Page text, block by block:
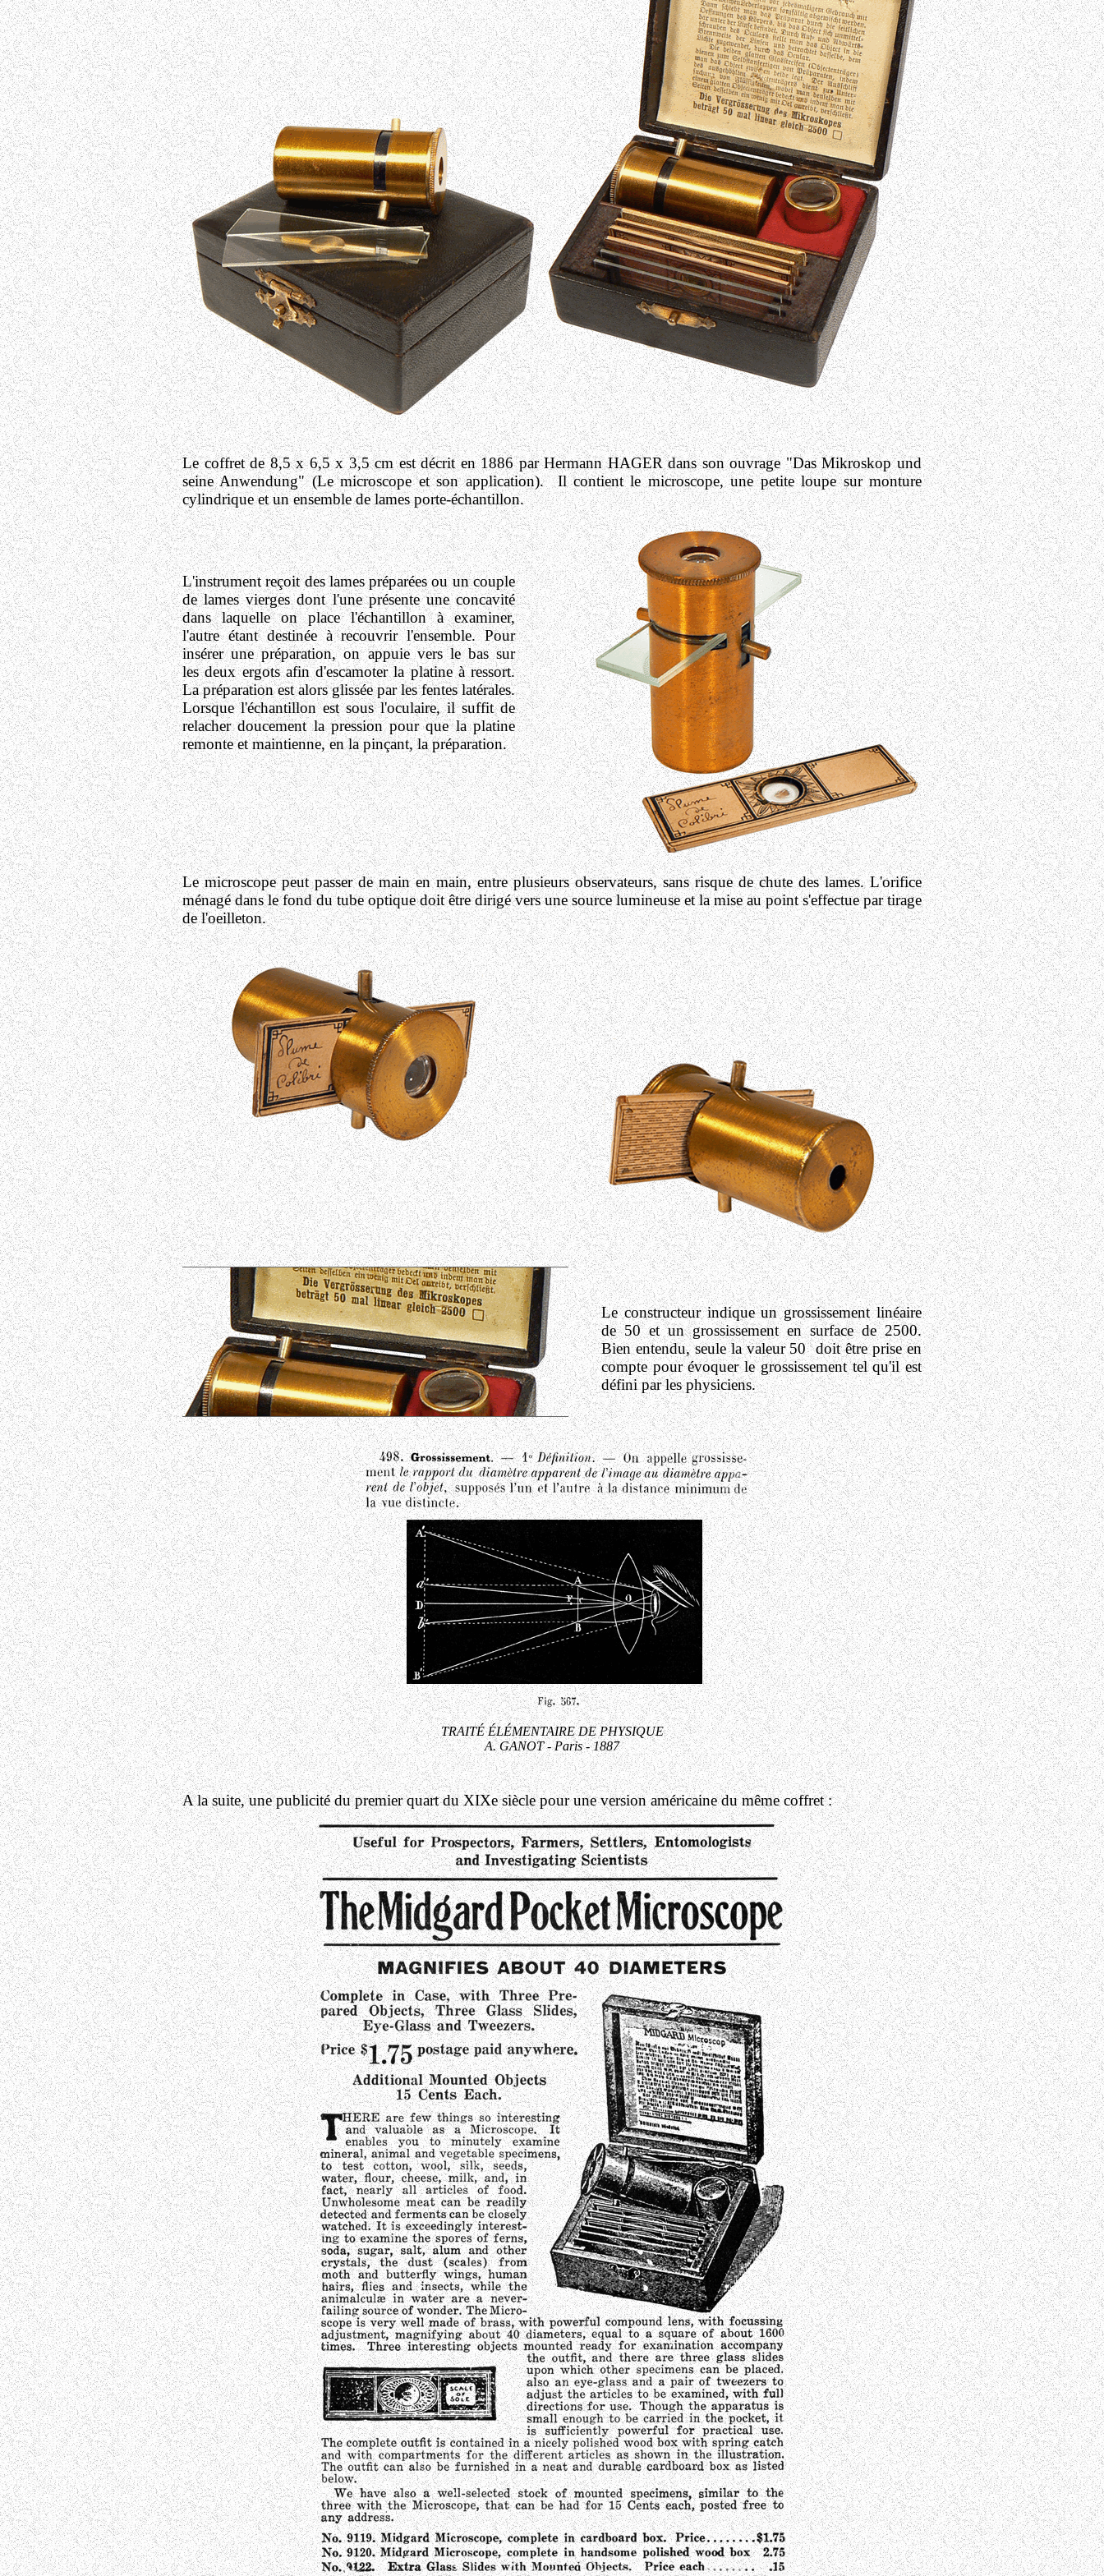
Le coffret de 8,5 x 6,5 x 3,5 cm est décrit en 1886 par Hermann HAGER dans son ouvrage "Das Mikroskop und
seine Anwendung" (Le microscope et son application). Il contient le microscope, une petite loupe sur monture
cylindrique et un ensemble de lames porte-échantillon.
L'instrument reçoit des lames préparées ou un couple
de lames vierges dont l'une présente une concavité
dans laquelle on place l'échantillon à examiner,
l'autre étant destinée à recouvrir l'ensemble.Pour
insérer une préparation, on appuie vers le bas sur
les deux ergots afin d'escamoter la platine à ressort.
La préparation est alors glissée par les fentes latérales.
Lorsque l'échantillon est sous l'oculaire, il suffit de
relacher doucement la pression pour que la platine
remonte et maintienne, en la pinçant, la préparation.
Le microscope peut passer de main en main, entre plusieurs observateurs, sans risque de chute des lames. L'orifice
ménagé dans le fond du tube optique doit être dirigé vers une source lumineuse et la mise au point s'effectue par tirage
de l'oeilleton.
Le constructeur indique un grossissement linéaire
de 50 et un grossissement en surface de 2500.
Bien entendu, seule la valeur 50 doit être prise en
compte pour évoquer le grossissement tel qu'il est
défini par les physiciens.
TRAITÉ ÉLÉMENTAIRE DE PHYSIQUE
A. GANOT - Paris - 1887
A la suite, une publicité du premier quart du XIXe siècle pour une version américaine du même coffret :